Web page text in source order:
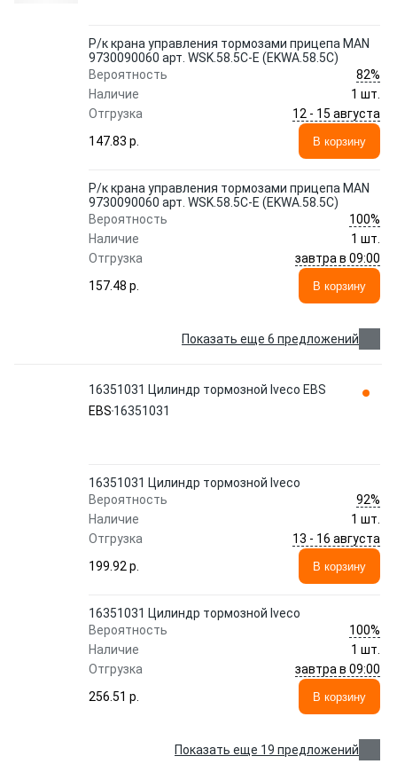
Р/к крана управления тормозами прицепа MAN
9730090060 арт. WSK.58.5C-E (EKWA.58.5C)
Вероятность
82%
Наличие
1 шт.
Отгрузка
12 - 15 августа
147.83 p.
В корзину
Р/к крана управления тормозами прицепа MAN
9730090060 арт. WSK.58.5C-E (EKWA.58.5C)
Вероятность
100%
Наличие
1 шт.
Отгрузка
завтра в 09:00
157.48 p.
В корзину
Показать еще 6 предложений
16351031 Цилиндр тормозной Iveco EBS
EBS 16351031
16351031 Цилиндр тормозной Iveco
Вероятность
92%
Наличие
1 шт.
Отгрузка
13 - 16 августа
199.92 p.
В корзину
16351031 Цилиндр тормозной Iveco
Вероятность
100%
Наличие
1 шт.
Отгрузка
завтра в 09:00
256.51 p.
В корзину
Показать еще 19 предложений